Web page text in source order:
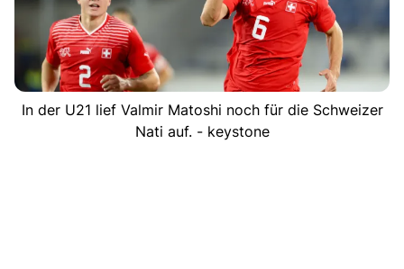
In der U21 lief Valmir Matoshi noch für die Schweizer
Nati auf. - keystone